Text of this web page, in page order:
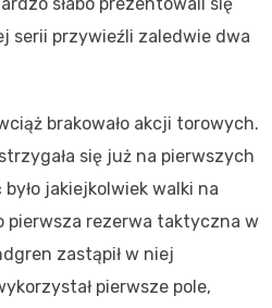
słabo prezentowali się
serii przywieźli zaledwie dwa
brakowało akcji torowych.
się już na pierwszych
jakiejkolwiek walki na
pierwsza rezerwa taktyczna w
zastąpił w niej
pierwsze pole,